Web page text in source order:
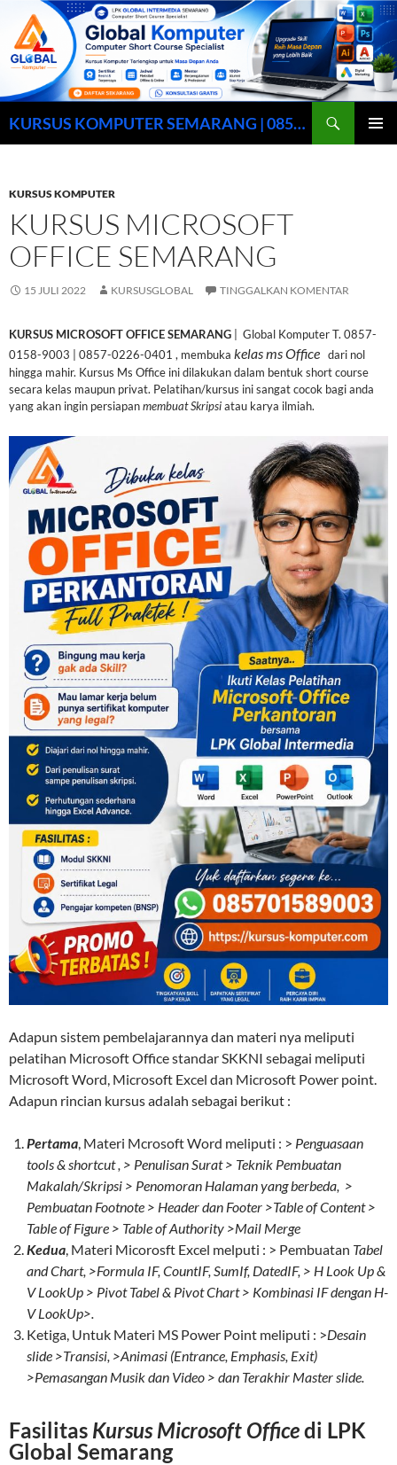
KURSUS KOMPUTER SEMARANG | 0857-0158-9003
KURSUS KOMPUTER
KURSUS MICROSOFT
OFFICE SEMARANG
15 JULI 2022 KURSUSGLOBAL TINGGALKAN KOMENTAR
KURSUS MICROSOFT OFFICE SEMARANG | Global Komputer T. 0857-
0158-9003 | 0857-0226-0401 , membuka kelas ms Office dari nol
hingga mahir. Kursus Ms Office ini dilakukan dalam bentuk short course
secara kelas maupun privat. Pelatihan/kursus ini sangat cocok bagi anda
yang akan ingin persiapanmembuat Skripsiatau karya ilmiah.
Adapun sistem pembelajarannya dan materi nya meliputi
pelatihan Microsoft Office standar SKKNI sebagai meliputi
Microsoft Word, Microsoft Excel dan Microsoft Power point.
Adapun rincian kursus adalah sebagai berikut :
Pertama, Materi Mcrosoft Word meliputi : > Penguasaan
tools & shortcut , > Penulisan Surat > Teknik Pembuatan
Makalah/Skripsi > Penomoran Halaman yang berbeda, >
Pembuatan Footnote > Header dan Footer >Table of Content >
Table of Figure > Table of Authority >Mail Merge
Kedua, Materi Micorosft Excel melputi : > Pembuatan Tabel
and Chart, >Formula IF, CountIF, SumIf, DatedIF, > H Look Up &
V LookUp > Pivot Tabel & Pivot Chart > Kombinasi IF dengan H-
V LookUp>.
Ketiga, Untuk Materi MS Power Point meliputi : >Desain
slide >Transisi, >Animasi (Entrance, Emphasis, Exit)
>Pemasangan Musik dan Video > dan Terakhir Master slide.
Fasilitas Kursus Microsoft Officedi LPK
Global Semarang